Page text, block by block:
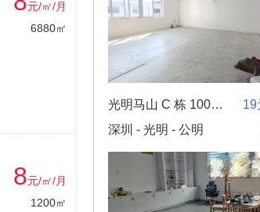
元/㎡/月
6880㎡
8元/㎡/月
1200㎡
光明马山 C 栋 1000平精装修厂房原房东合同三到五年
19
深圳 - 光明 - 公明